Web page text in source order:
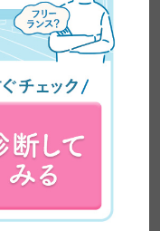
サラしてWEBデザ